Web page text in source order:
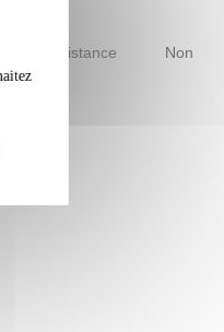
à distance Non